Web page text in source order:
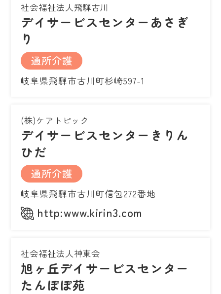
社会福祉法人飛騨古川
デイサービスセンターあさぎ
り
通所介護
岐阜県飛騨市古川町杉崎597-1
(株)ケアトピック
デイサービスセンターきりん
ひだ
通所介護
岐阜県飛騨市古川町信包272番地
http:www.kirin3.com
社会福祉法人神東会
旭ヶ丘デイサービスセンター
たんぽぽ苑